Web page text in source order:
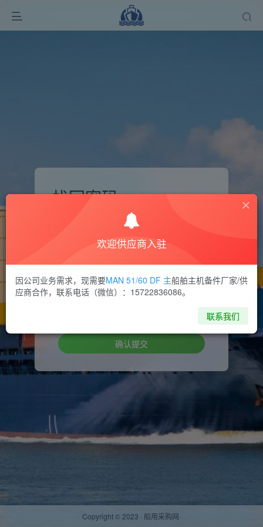
找回密码
设置新密码
确认提交
Copyright © 2023 · 船用采购网
欢迎供应商入驻
因公司业务需求，现需要MAN 51/60 DF 主船舶主机备件厂家/供
应商合作，联系电话（微信）：15722836086。
联系我们